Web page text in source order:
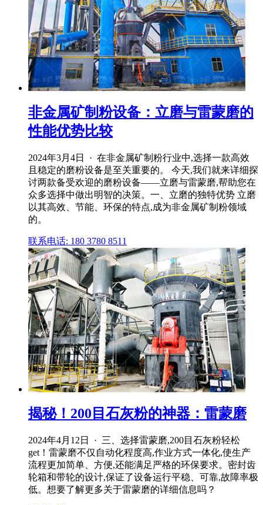
非金属矿制粉设备：立磨与雷蒙磨的
性能优势比较
2024年3月4日 · 在非金属矿制粉行业中,选择一款高效
且稳定的磨粉设备是至关重要的。 今天,我们就来详细探
讨两款备受欢迎的磨粉设备——立磨与雷蒙磨,帮助您在
众多选择中做出明智的决策。一、立磨的独特优势 立磨
以其高效、节能、环保的特点,成为非金属矿制粉领域
的。
联系电话: 180 3780 8511
揭秘！200目石灰粉的神器：雷蒙磨
2024年4月12日 · 三、选择雷蒙磨,200目石灰粉轻松
get！雷蒙磨不仅自动化程度高,作业方式一体化,使生产
流程更加简单、方便,还能满足严格的环保要求。密封齿
轮箱和带轮的设计,保证了设备运行平稳、可靠,故障率极
低。想要了解更多关于雷蒙磨的详细信息吗？